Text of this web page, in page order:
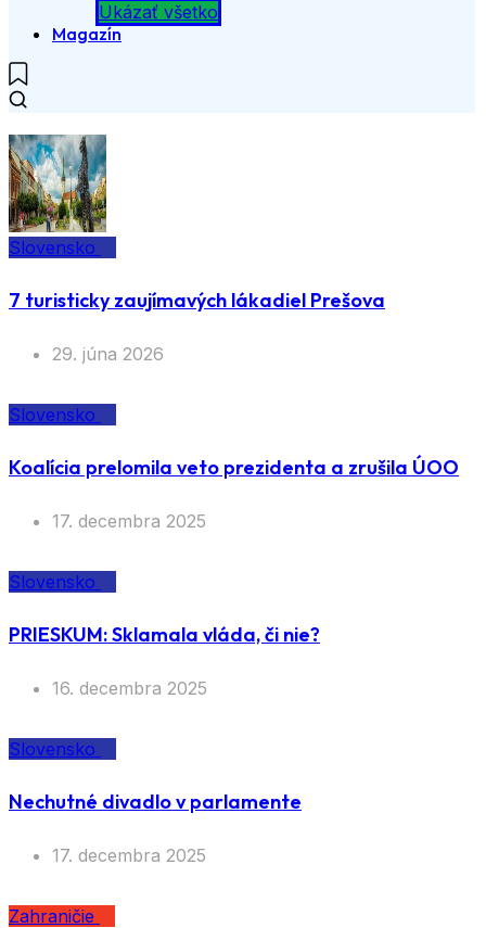
Ukázať všetko
Magazín
Slovensko
7 turisticky zaujímavých lákadiel Prešova
29. júna 2026
Slovensko
Koalícia prelomila veto prezidenta a zrušila ÚOO
17. decembra 2025
Slovensko
PRIESKUM: Sklamala vláda, či nie?
16. decembra 2025
Slovensko
Nechutné divadlo v parlamente
17. decembra 2025
Zahraničie